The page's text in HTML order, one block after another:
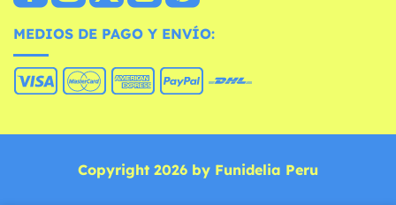
MEDIOS DE PAGO Y ENVÍO:
Copyright 2026 by Funidelia Peru